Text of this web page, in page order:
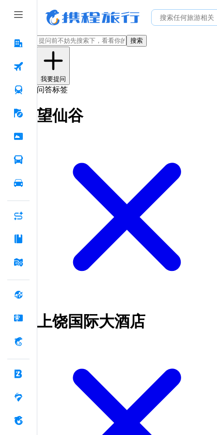
搜索
我要提问
问答标签
望仙谷
上饶国际大酒店